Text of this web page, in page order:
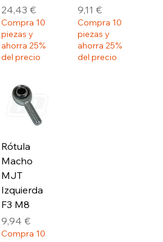
Precio
24,43 €
Compra 10
piezas y
ahorra 25%
del precio
Precio
9,11 €
Compra 10
piezas y
ahorra 25%
del precio
Rótula
Macho
MJT
Izquierda
F3 M8
Precio
9,94 €
Compra 10